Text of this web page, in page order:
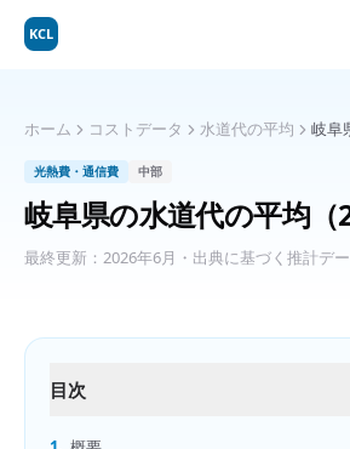
KCL
ホーム コストデータ 水道代の平均 岐阜
光熱費・通信費 中部
岐阜県の水道代の平均
最終更新： 2026年6月 ・出典に基づく推計デ
目次